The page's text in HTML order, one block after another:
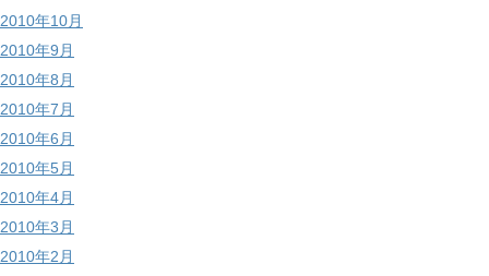
2010年10月
2010年9月
2010年8月
2010年7月
2010年6月
2010年5月
2010年4月
2010年3月
2010年2月